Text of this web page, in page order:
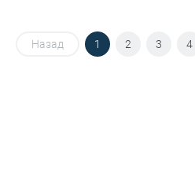
Назад 1 2 3 4